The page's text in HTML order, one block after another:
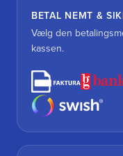
BETAL NEMT &
Vælg den
kassen.